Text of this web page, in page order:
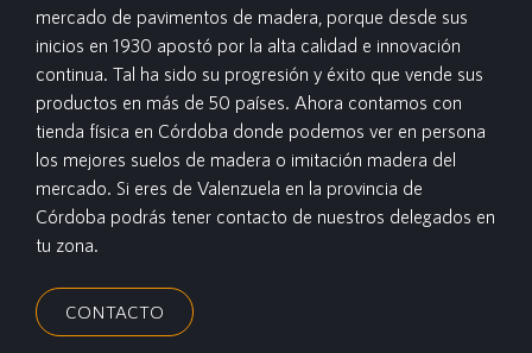
mercado de pavimentos de madera, porque desde sus
inicios en 1930 apostó por la alta calidad e innovación
continua. Tal ha sido su progresión y éxito que vende sus
productos en más de 50 países. Ahora contamos con
tienda física en Córdoba donde podemos ver en persona
los mejores suelos de madera o imitación madera del
mercado. Si eres de Valenzuela en la provincia de
Córdoba podrás tener contacto de nuestros delegados en
tu zona.
CONTACTO